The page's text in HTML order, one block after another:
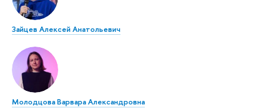
Зайцев Алексей Анатольевич
Молодцова Варвара Александровна